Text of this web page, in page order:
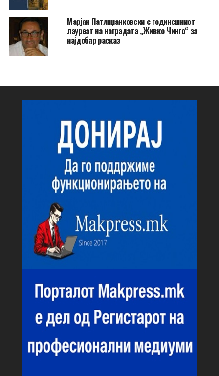
Марјан Патлиџанковски е годинешниот
лауреат на наградата „Живко Чинго“ за
најдобар расказ